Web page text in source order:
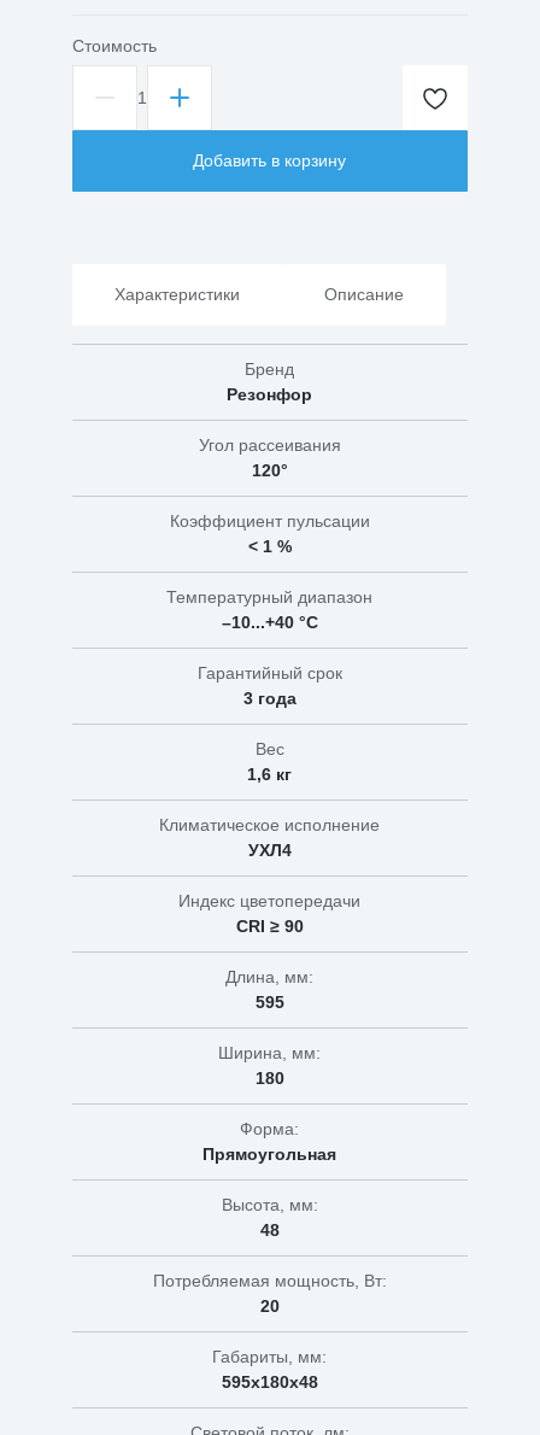
Стоимость
Количество
товара
светодиодный
СВО-37/218
1
Добавить в корзину
Характеристики Описание
Бренд
Резонфор
Угол рассеивания
120°
Коэффициент пульсации
< 1 %
Температурный диапазон
–10...+40 °C
Гарантийный срок
3 года
Вес
1,6 кг
Климатическое исполнение
УХЛ4
Индекс цветопередачи
CRI ≥ 90
Длина, мм:
595
Ширина, мм:
180
Форма:
Прямоугольная
Высота, мм:
48
Потребляемая мощность, Вт:
20
Габариты, мм:
595х180х48